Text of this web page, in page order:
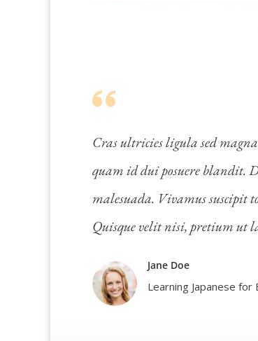
Cras ultricies ligula sed
quam id dui posuere blandit.
malesuada. Vivamus suscipit
Quisque velit nisi, pretium ut
Jane Doe
Learning Japanese for